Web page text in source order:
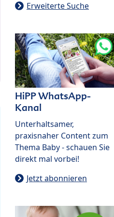
Erweiterte Suche
HiPP WhatsApp-
Kanal
Unterhaltsamer,
praxisnaher Content zum
Thema Baby - schauen Sie
direkt mal vorbei!
Jetzt abonnieren